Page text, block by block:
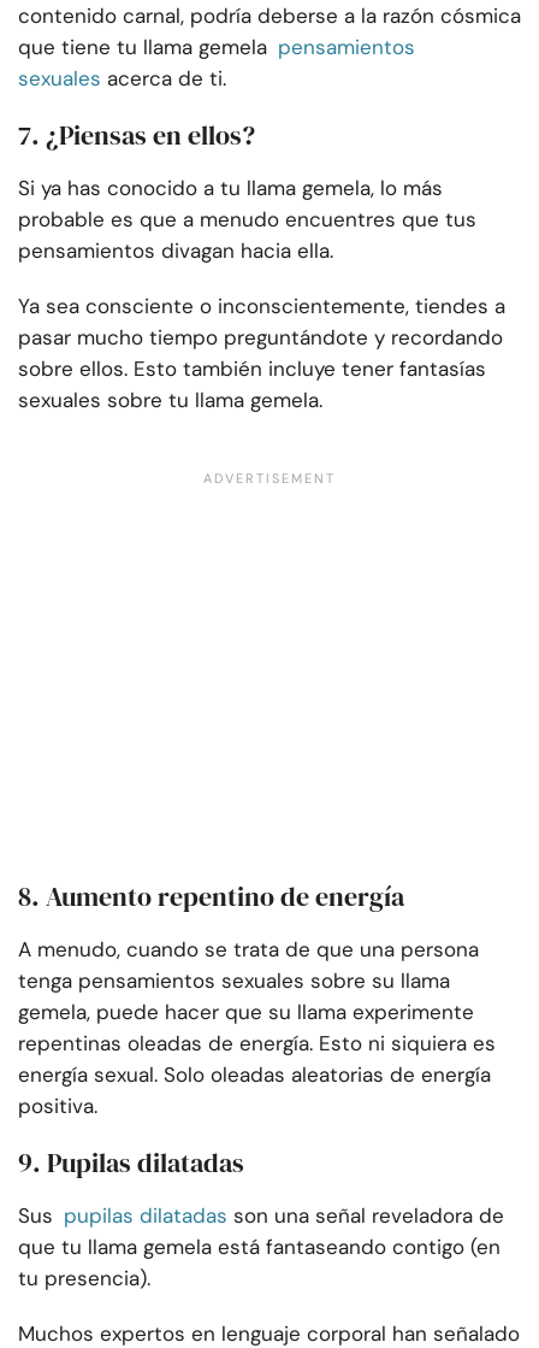
contenido carnal, podría deberse a la razón cósmica
que tiene tu llama gemela pensamientos
sexuales acerca de ti.
7. ¿Piensas en ellos?
Si ya has conocido a tu llama gemela, lo más
probable es que a menudo encuentres que tus
pensamientos divagan hacia ella.
Ya sea consciente o inconscientemente, tiendes a
pasar mucho tiempo preguntándote y recordando
sobre ellos. Esto también incluye tener fantasías
sexuales sobre tu llama gemela.
8. Aumento repentino de energía
A menudo, cuando se trata de que una persona
tenga pensamientos sexuales sobre su llama
gemela, puede hacer que su llama experimente
repentinas oleadas de energía. Esto ni siquiera es
energía sexual. Solo oleadas aleatorias de energía
positiva.
9. Pupilas dilatadas
Sus pupilas dilatadas son una señal reveladora de
que tu llama gemela está fantaseando contigo (en
tu presencia).
Muchos expertos en lenguaje corporal han señalado